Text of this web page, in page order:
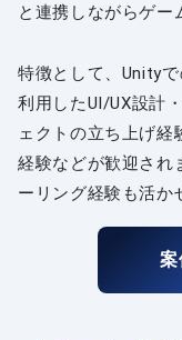
と連携しながらゲー
特徴として、Unity
利用したUI/UX設計
ェクトの立ち上げ経
経験などが歓迎され
ーリング経験も活か
案